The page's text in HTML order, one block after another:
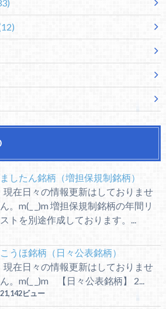
ましたん銘柄（増担保規制銘柄）
現在日々の情報更新はしておりませ
ん。m(_ _)m 増担保規制銘柄の年間リ
ストを別途作成しております。...
こうほ銘柄（日々公表銘柄）
現在日々の情報更新はしておりませ
ん。m(_ _)m 【日々公表銘柄】 2...
21,142ビュー